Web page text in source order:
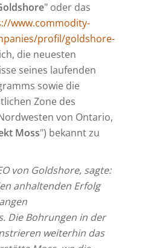
" oder das
www.commodity-
profil/goldshore-
die neuesten
seines laufenden
sowie die
Zone des
von Ontario,
Moss") bekannt zu
von Goldshore, sagte:
anhaltenden Erfolg
Die Bohrungen in der
weiterhin das